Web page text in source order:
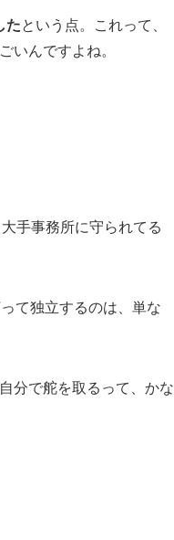
たという点。これって、
んですよね。
手事務所に守られてる
て独立するのは、単な
分で舵を取るって、かな